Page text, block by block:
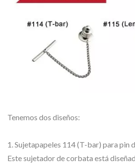
Tenemos dos diseños:
1. Sujetapapeles 114 (T-bar) para pin
Este sujetador de corbata está